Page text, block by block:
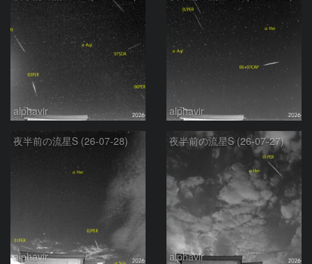
alphavir alphavir
夜半前の流星S (26-07-28)
alphavir
夜半前の流星S (26-07-27)
alphavir